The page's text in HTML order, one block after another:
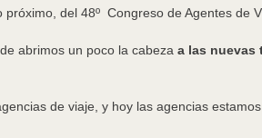
del 48º Congreso de Agentes de
abrimos un poco la cabeza a las nuevas
de viaje, y hoy las agencias estamos